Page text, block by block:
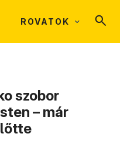
ROVATOK
szobor
– már